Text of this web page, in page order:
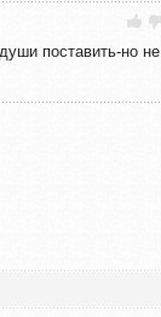
поставить-но не